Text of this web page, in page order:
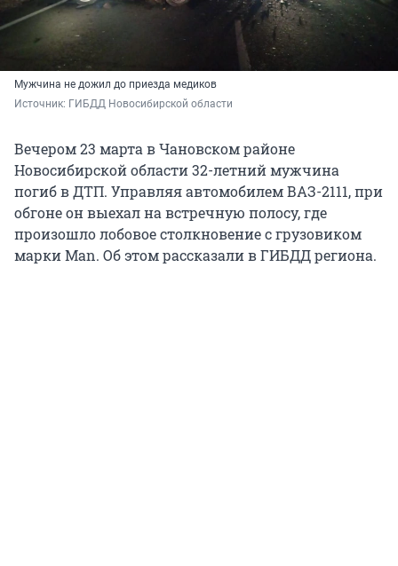
Мужчина не дожил до приезда медиков
Источник: ГИБДД Новосибирской области
Вечером 23 марта в Чановском районе
Новосибирской области 32-летний мужчина
погиб в ДТП. Управляя автомобилем ВАЗ-2111, при
обгоне он выехал на встречную полосу, где
произошло лобовое столкновение с грузовиком
марки Man. Об этом рассказали в ГИБДД региона.